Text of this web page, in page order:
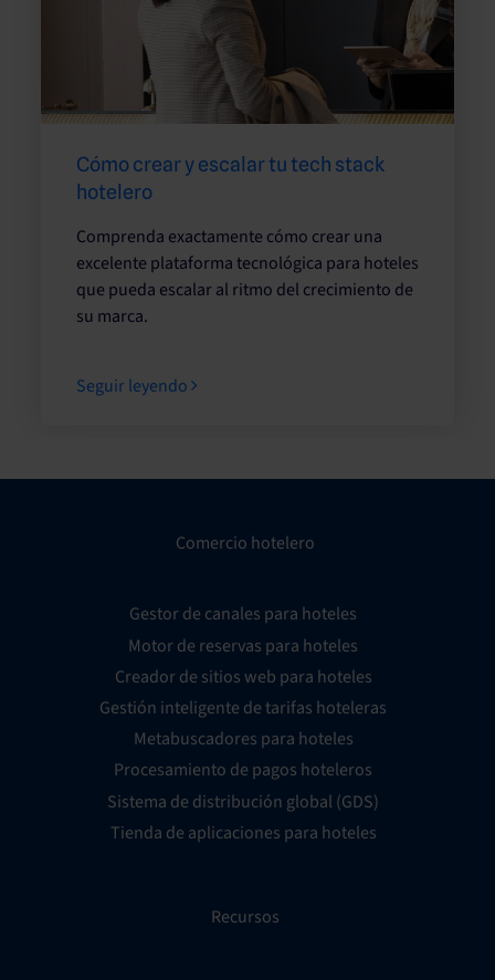
Cómo crear y escalar tu tech stack
hotelero
Comprenda exactamente cómo crear una
excelente plataforma tecnológica para hoteles
que pueda escalar al ritmo del crecimiento de
su marca.
Seguir leyendo
Comercio hotelero
Gestor de canales para hoteles
Motor de reservas para hoteles
Creador de sitios web para hoteles
Gestión inteligente de tarifas hoteleras
Metabuscadores para hoteles
Procesamiento de pagos hoteleros
Sistema de distribución global (GDS)
Tienda de aplicaciones para hoteles
Recursos